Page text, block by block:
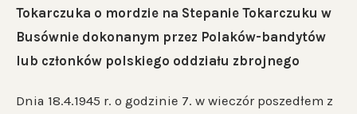
Tokarczuka o mordzie na Stepanie Tokarczuku w
Busównie dokonanym przez Polaków-bandytów
lub członków polskiego oddziału zbrojnego
Dnia 18.4.1945 r. o godzinie 7. w wieczór poszedłem z